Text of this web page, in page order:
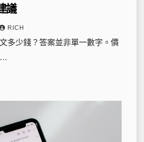
議
RICH
多少錢？答案並非單一數字。價
…